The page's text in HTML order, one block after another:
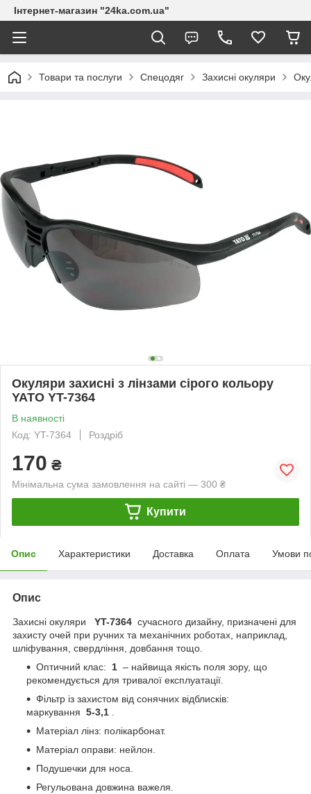
Інтернет-магазин "24ka.com.ua"
Товари та послуги Спецодяг Захисні окуляри
Окуляри захисні з лінзами сірого кольору
YATO YT-7364
В наявності
Код: YT-7364
Роздріб
170 ₴
Мінімальна сума замовлення на сайті — 300 ₴
Купити
Опис Характеристики Доставка Оплата Умови
Опис
Захисні окуляри YT-7364 сучасного дизайну, призначені для
захисту очей при ручних та механічних роботах, наприклад,
шліфування, свердління, довбання тощо.
Оптичний клас: 1 – найвища якість поля зору, що
рекомендується для тривалої експлуатації.
Фільтр із захистом від сонячних відблисків:
маркування 5-3,1
Матеріал лінз: полікарбонат.
Матеріал оправи: нейлон.
Подушечки для носа.
Регульована довжина важеля.